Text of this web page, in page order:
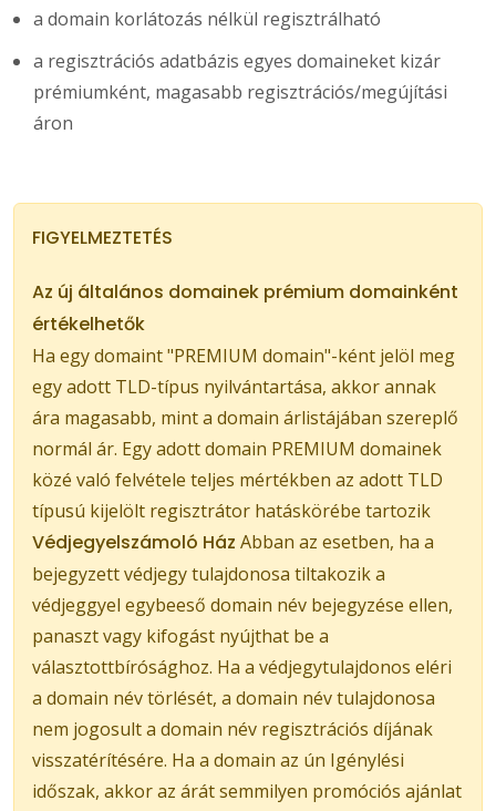
a domain korlátozás nélkül regisztrálható
a regisztrációs adatbázis egyes domaineket kizár
prémiumként, magasabb regisztrációs/megújítási
áron
FIGYELMEZTETÉS
Az új általános domainek prémium domainként
értékelhetők
Ha egy domaint "PREMIUM domain"-ként jelöl meg
egy adott TLD-típus nyilvántartása, akkor annak
ára magasabb, mint a domain árlistájában szereplő
normál ár. Egy adott domain PREMIUM domainek
közé való felvétele teljes mértékben az adott TLD
típusú kijelölt regisztrátor hatáskörébe tartozik
Védjegyelszámoló Ház Abban az esetben, ha a
bejegyzett védjegy tulajdonosa tiltakozik a
védjeggyel egybeeső domain név bejegyzése ellen,
panaszt vagy kifogást nyújthat be a
választottbírósághoz. Ha a védjegytulajdonos eléri
a domain név törlését, a domain név tulajdonosa
nem jogosult a domain név regisztrációs díjának
visszatérítésére. Ha a domain az ún Igénylési
időszak, akkor az árát semmilyen promóciós ajánlat